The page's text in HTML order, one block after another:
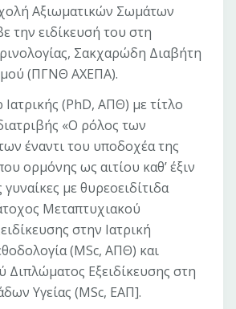
Αξιωματικών Σωμάτων
την ειδίκευσή του στη
Σακχαρώδη Διαβήτη
(ΠΓΝΘ ΑΧΕΠΑ).
Ιατρικής (PhD, ΑΠΘ) με τίτλο
«Ο ρόλος των
έναντι του υποδοχέα της
ορμόνης ως αιτίου καθ’ έξιν
με θυρεοειδίτιδα
Μεταπτυχιακού
στην Ιατρική
(MSc, ΑΠΘ) και
Διπλώματος Εξειδίκευσης στη
Υγείας (MSc, ΕΑΠ].